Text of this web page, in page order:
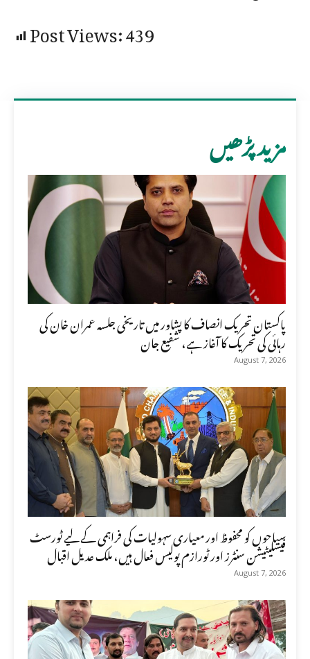
Post Views:439
مزید پڑھیں
پاکستان تحریک انصاف کا پشاور میں تاریخی جلسہ عمران خان کی
رہائی کی تحریک کا آغاز ہے، شفیع جان
August 7, 2026
سیاحوں کو محفوظ اور معیاری سہولیات کی فراہمی کے لیے ٹورسٹ
فیسلیٹیشن سنٹرز اور ٹورازم پولیس فعال ہیں، ملک عدیل اقبال
August 7, 2026